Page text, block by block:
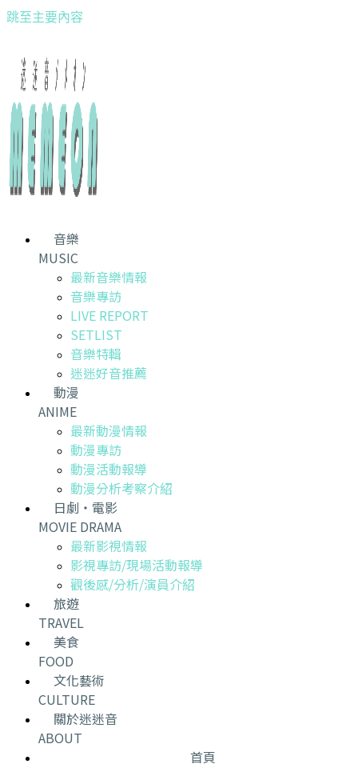
跳至主要內容
音樂
MUSIC
最新音樂情報
音樂專訪
LIVE REPORT
SETLIST
音樂特輯
迷迷好音推薦
動漫
ANIME
最新動漫情報
動漫專訪
動漫活動報導
動漫分析考察介紹
日劇・電影
MOVIE DRAMA
最新影視情報
影視專訪/現場活動報導
觀後感/分析/演員介紹
旅遊
TRAVEL
美食
FOOD
文化藝術
CULTURE
關於迷迷音
ABOUT
首頁